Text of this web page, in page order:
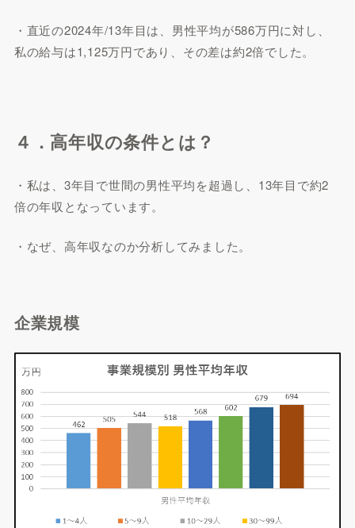
・直近の2024年/13年目は、男性平均が586万円に対し、
私の給与は1,125万円であり、その差は約2倍でした。
４．高年収の条件とは？
・私は、3年目で世間の男性平均を超過し、13年目で約2
倍の年収となっています。
・なぜ、高年収なのか分析してみました。
企業規模